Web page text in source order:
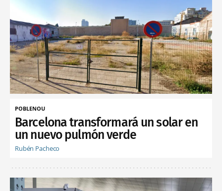
POBLENOU
Barcelona transformará un solar en
un nuevo pulmón verde
Rubén Pacheco